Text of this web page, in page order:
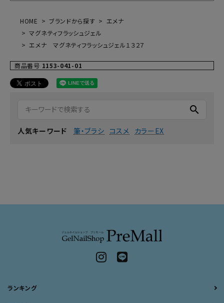
HOME ブランドから探す
エメナ
マグネティフラッシュジェル
エメナ マグネティフラッシュジェル１３２７
商品番号 1153-041-01
search
人気キーワード 筆・ブラシ コスメ カラーEX
ランキング